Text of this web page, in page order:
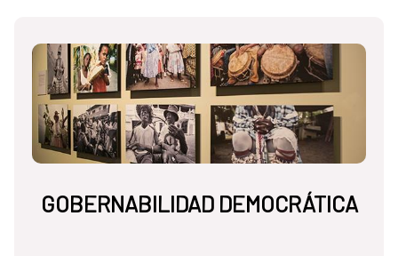
GOBERNABILIDAD DEMOCRÁTICA